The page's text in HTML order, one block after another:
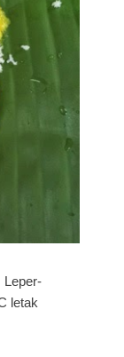
Leper-
letak